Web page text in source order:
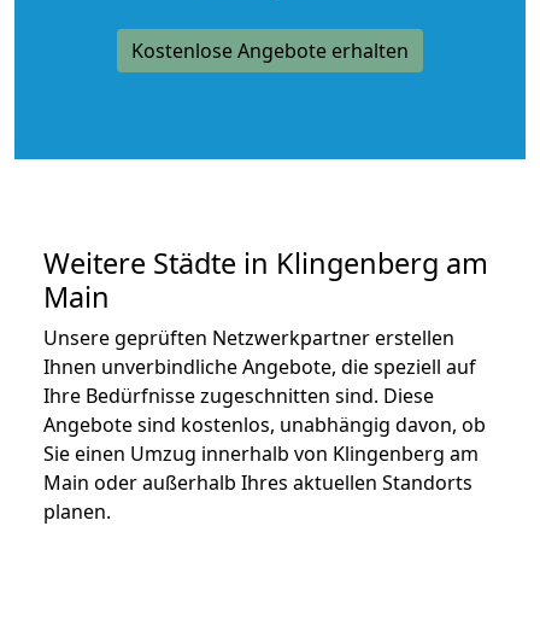
Kostenlose Angebote erhalten
Weitere Städte in Klingenberg am
Main
Unsere geprüften Netzwerkpartner erstellen
Ihnen unverbindliche Angebote, die speziell auf
Ihre Bedürfnisse zugeschnitten sind. Diese
Angebote sind kostenlos, unabhängig davon, ob
Sie einen Umzug innerhalb von Klingenberg am
Main oder außerhalb Ihres aktuellen Standorts
planen.